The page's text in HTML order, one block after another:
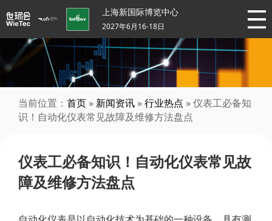
上海新国际博览中心
2027年6月16-18日
当前位置： 首页 » 新闻资讯 »行业热点 » 仪表工必备知
识！自动化仪表常见故障及维修方法盘点
仪表工必备知识！自动化仪表常见故
障及维修方法盘点